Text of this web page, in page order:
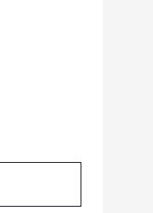
tab)